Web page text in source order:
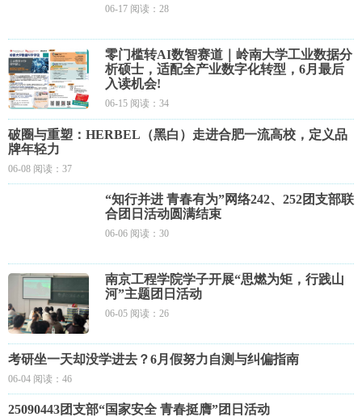
06-17 阅读：28
零门槛转AI数智赛道｜岭南大学工业数据分
析硕士，适配全产业数字化转型，6月最后
入读机会!
06-15 阅读：34
破圈与重塑：HERBEL（黑白）走进合肥一流高校，定义品
牌年轻力
06-08 阅读：37
“知行并进 青春有为”网络242、252团支部联
合团日活动圆满结束
06-06 阅读：30
南京工程学院学子开展“思燃为矩，行践山
河”主题团日活动
06-05 阅读：26
考研坐一天却没学进去？6月假努力自测与纠偏指南
06-04 阅读：46
25090443团支部“国家安全 青春挺膺”团日活动